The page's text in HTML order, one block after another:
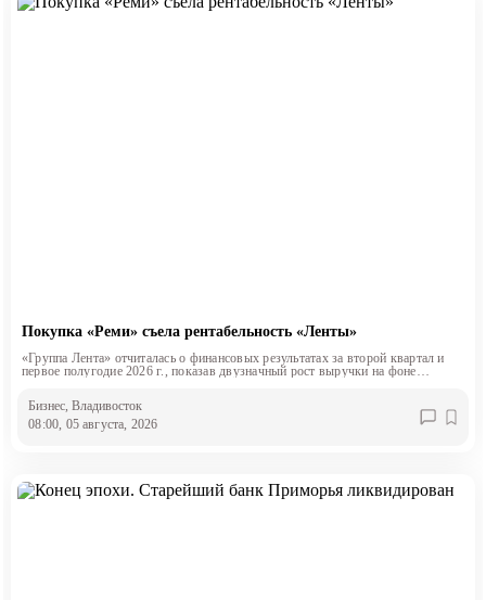
Покупка «Реми» съела рентабельность «Ленты»
«Группа Лента» отчиталась о финансовых результатах за второй квартал и
первое полугодие 2026 г., показав двузначный рост выручки на фоне
Бизнес , Владивосток
08:00, 05 августа, 2026